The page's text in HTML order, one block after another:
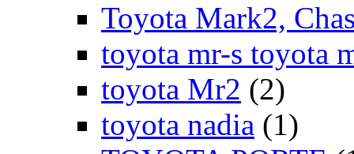
Toyota Mark2,
toyota mr-s toyota
toyota Mr2 (2)
toyota nadia (1)